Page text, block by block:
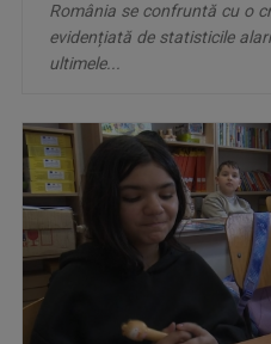
România se confruntă cu o
evidențiată de statisticile
ultimele...